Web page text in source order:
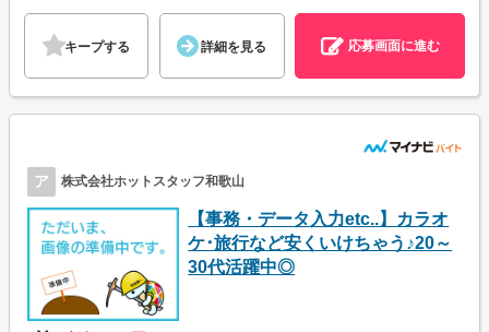
キープする 詳細を見る 応募画面に進む
ア 株式会社ホットスタッフ和歌山
【事務・データ入力etc..】カラオ
ケ･旅行など安くいけちゃう♪20～
30代活躍中◎